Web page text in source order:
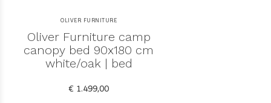
OLIVER FURNITURE
Oliver Furniture camp
canopy bed 90x180 cm
white/oak | bed
€ 1.499,00